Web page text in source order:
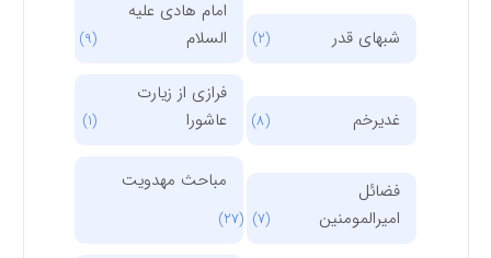
شبهای قدر
امام هادی علیه
السلام
غدیرخم
فرازی از زیارت
عاشورا
فضائل
امیرالمومنین
مباحث مهدویت
(27)